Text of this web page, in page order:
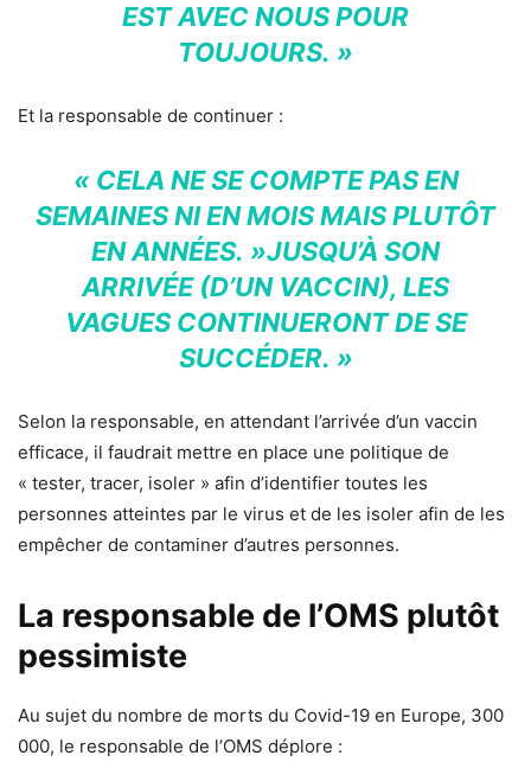
EST AVEC NOUS POUR
TOUJOURS. »
Et la responsable de continuer :
« CELA NE SE COMPTE PAS EN
SEMAINES NI EN MOIS MAIS PLUTÔT
EN ANNÉES. »JUSQU’À SON
ARRIVÉE (D’UN VACCIN), LES
VAGUES CONTINUERONT DE SE
SUCCÉDER. »
Selon la responsable, en attendant l’arrivée d’un vaccin
efficace, il faudrait mettre en place une politique de
« tester, tracer, isoler » afin d’identifier toutes les
personnes atteintes par le virus et de les isoler afin de les
empêcher de contaminer d’autres personnes.
La responsable de l’OMS plutôt
pessimiste
Au sujet du nombre de morts du Covid-19 en Europe, 300
000, le responsable de l’OMS déplore :